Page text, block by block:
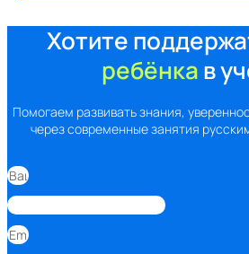
Хотите
ребёнкав
Помогаем развивать знания,
через современные занятия